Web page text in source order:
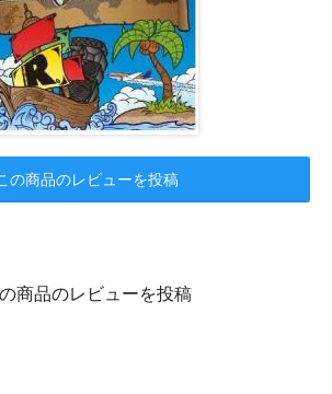
の商品のレビューを投稿
商品のレビューを投稿